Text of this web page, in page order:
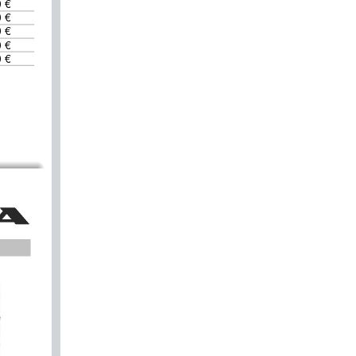
€
€
€
€
€